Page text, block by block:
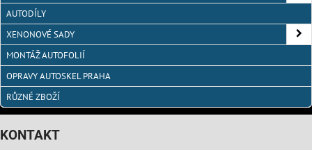
AUTODÍLY
XENONOVÉ SADY
MONTÁŽ AUTOFOLIÍ
OPRAVY AUTOSKEL PRAHA
RŮZNÉ ZBOŽÍ
KONTAKT